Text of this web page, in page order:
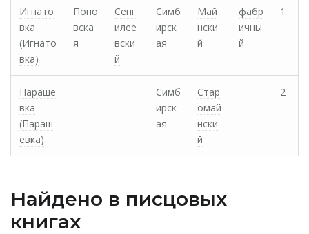
Игнато
вка
(Игнато
вка)
Попо
вска
я
Сенг
илее
вски
й
Симб
ирск
ая
Май
нски
й
фабр
ичны
й
1
Параше
вка
(Параш
евка)
Симб
ирск
ая
Стар
омай
нски
й
2
Найдено в писцовых
книгах